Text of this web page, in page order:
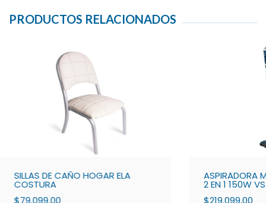
PRODUCTOS RELACIONADOS
SILLAS DE CAÑO HOGAR ELA
COSTURA
ASPIRADORA
2 EN 1 150W